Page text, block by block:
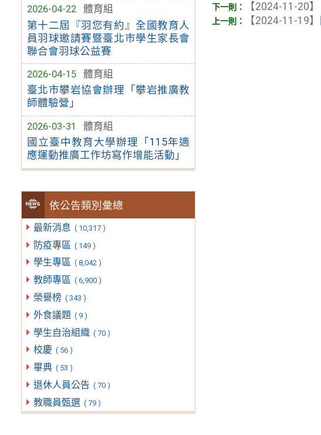
2026-04-22
體育組
第十二屆『羽您有約』全國教育人
員羽球邀請賽暨臺北市學生家長會
聯合會羽球公益賽
2026-04-15
體育組
臺北市攀岩協會辦理「攀岩推廣教
師體驗營」
2026-03-31
體育組
國立臺中教育大學辦理「115年適
應運動推廣工作坊寫作增能活動」
依公告類別彙總
最新消息 ( 10,317 )
防疫專區 ( 149 )
學生專區 ( 8,042 )
教師專區 ( 6,900 )
榮譽榜 ( 343 )
外食議題 ( 9 )
學生自治組織 ( 70 )
校慶 ( 56 )
畢典 ( 53 )
退休人員公告 ( 70 )
教職員甄選 ( 79 )
【2024-11-20】
【2024-11-19】